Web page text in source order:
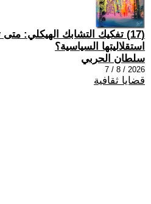
(17) تفكيك التشابك الهيكلي:
استقلاليتها السياسية؟
سلطان الحربي
2026 / 8 / 7
قضايا ثقافية